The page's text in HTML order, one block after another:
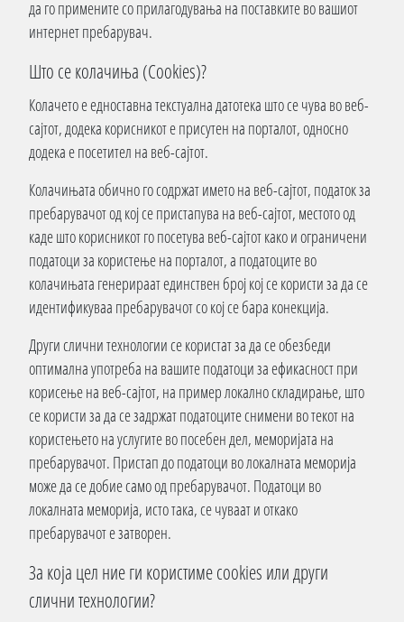
да го примените со прилагодувања на поставките во вашиот
интернет пребарувач.
Што се колачиња (Cookies)?
Колачето е едноставна текстуална датотека што се чува во веб-
сајтот, додека корисникот е присутен на порталот, односно
додека е посетител на веб-сајтот.
Колачињата обично го содржат името на веб-сајтот, податок за
пребарувачот од кој се пристапува на веб-сајтот, местото од
каде што корисникот го посетува веб-сајтот како и ограничени
податоци за користење на порталот, а податоците во
колачињата генерираат единствен број кој се користи за да се
идентификуваа пребарувачот со кој се бара конекција.
Други слични технологии се користат за да се обезбеди
оптимална употреба на вашите податоци за ефикасност при
корисење на веб-сајтот, на пример локално складирање, што
се користи за да се задржат податоците снимени во текот на
користењето на услугите во посебен дел, меморијата на
пребарувачот. Пристап до податоци во локалната меморија
може да се добие само од пребарувачот. Податоци во
локалната меморија, исто така, се чуваат и откако
пребарувачот е затворен.
За која цел ние ги користиме cookies или други
слични технологии?